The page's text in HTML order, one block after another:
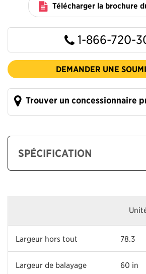
Télécharger la brochure
1-866-720-
DEMANDER UNE
Trouver un concessionnaire
SPÉCIFICATION
Largeur hors tout 78.3
Largeur de balayage 60 in